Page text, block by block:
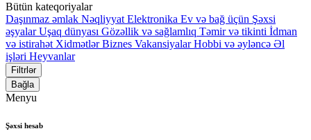
Bütün kateqoriyalar
Daşınmaz əmlak Nəqliyyat Elektronika Ev və bağ üçün Şəxsi
əşyalar Uşaq dünyası Gözəllik və sağlamlıq Təmir və tikinti İdman
və istirahət Xidmətlər Biznes Vakansiyalar Hobbi və əyləncə Əl
işləri Heyvanlar
Filtrlər
Bağla
Menyu
Şəxsi hesab